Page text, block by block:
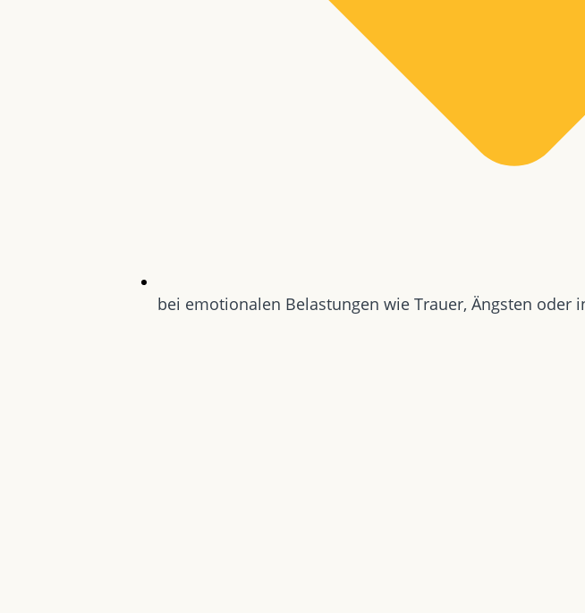
bei emotionalen Belastungen wie Trauer, Ängsten oder